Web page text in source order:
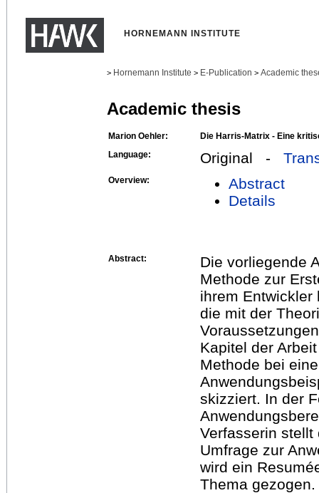
HORNEMANN INSTITUTE
> Hornemann Institute > E-Publication > Academic
Academic thesis
Marion Oehler:
Die Harris-Matrix - Eine
Language:
Original -
Overview:
Abstract
Details
Abstract:
Die vorliegende
Methode zur
ihrem Entwickler
die mit der
Kapitel der
Methode bei
skizziert. In der
Verfasserin stellt
Umfrage zur
wird ein
Thema gezogen.